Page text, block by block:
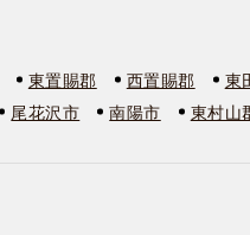
東置賜郡 西置賜郡 東
尾花沢市 南陽市 東村山